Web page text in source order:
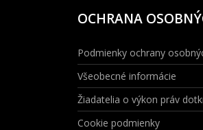
OCHRANA
Podmienky ochrany
Všeobecné informácie
Žiadatelia o výkon práv
Cookie podmienky